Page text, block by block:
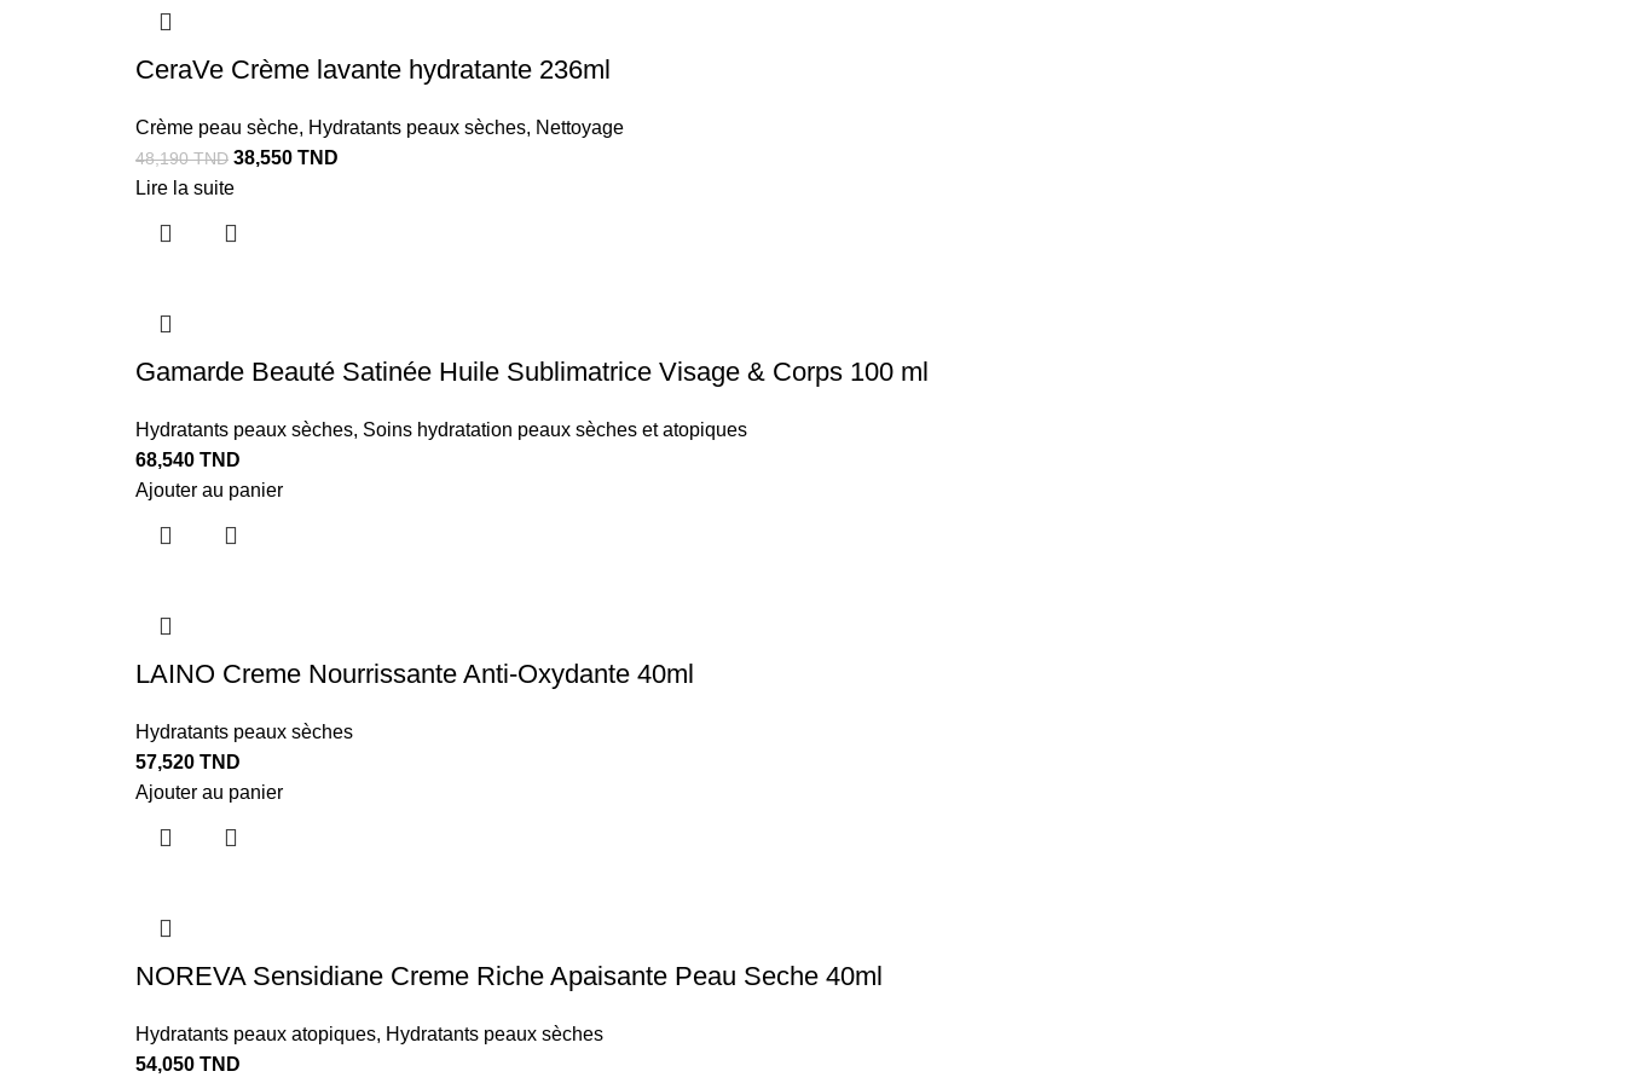
CeraVe Crème lavante hydratante 236ml
Crème peau sèche, Hydratants peaux sèches, Nettoyage
48,190TND 38,550 TND
Lire la suite
Gamarde Beauté Satinée Huile Sublimatrice Visage & Corps 100 ml
Hydratants peaux sèches, Soins hydratation peaux sèches et atopiques
68,540 TND
Ajouter au panier
LAINO Creme Nourrissante Anti-Oxydante 40ml
Hydratants peaux sèches
57,520 TND
Ajouter au panier
NOREVA Sensidiane Creme Riche Apaisante Peau Seche 40ml
Hydratants peaux atopiques, Hydratants peaux sèches
54,050 TND